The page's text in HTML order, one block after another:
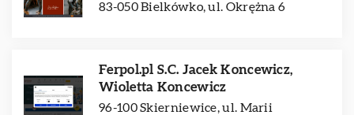
83-050 Bielkówko, ul. Okrężna 6
Ferpol.pl S.C. Jacek Koncewicz,
Wioletta Koncewicz
96-100 Skierniewice, ul. Marii